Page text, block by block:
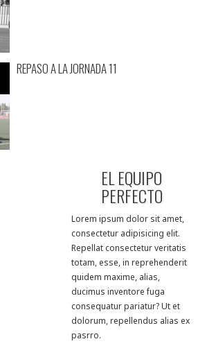
REPASO A LA JORNADA 11
EL EQUIPO
PERFECTO
Lorem ipsum dolor sit amet,
consectetur adipisicing elit.
Repellat consectetur veritatis
totam, esse, in reprehenderit
quidem maxime, alias,
ducimus inventore fuga
consequatur pariatur? Ut et
dolorum, repellendus alias ex
pasrro.